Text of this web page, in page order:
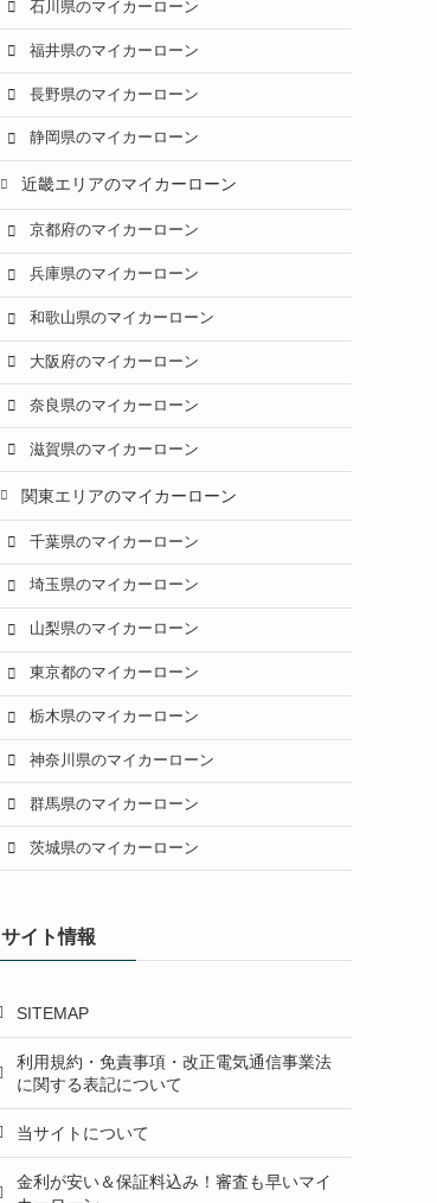
石川県のマイカーローン
福井県のマイカーローン
長野県のマイカーローン
静岡県のマイカーローン
近畿エリアのマイカーローン
京都府のマイカーローン
兵庫県のマイカーローン
和歌山県のマイカーローン
大阪府のマイカーローン
奈良県のマイカーローン
滋賀県のマイカーローン
関東エリアのマイカーローン
千葉県のマイカーローン
埼玉県のマイカーローン
山梨県のマイカーローン
東京都のマイカーローン
栃木県のマイカーローン
神奈川県のマイカーローン
群馬県のマイカーローン
茨城県のマイカーローン
サイト情報
SITEMAP
利用規約・免責事項・改正電気通信事業法
に関する表記について
当サイトについて
金利が安い＆保証料込み！審査も早いマイ